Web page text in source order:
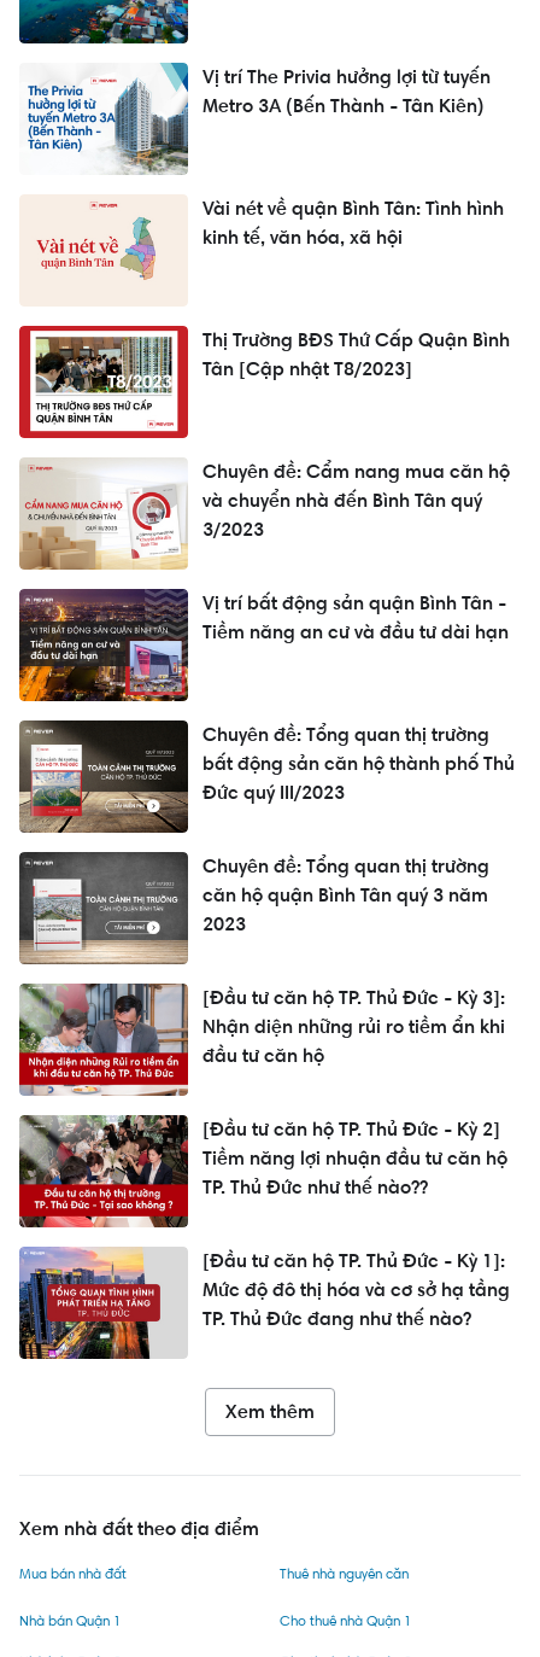
Vị trí The Privia hưởng lợi từ tuyến
Metro 3A (Bến Thành - Tân Kiên)
Vài nét về quận Bình Tân: Tình hình
kinh tế, văn hóa, xã hội
Thị Trường BĐS Thứ Cấp Quận Bình
Tân [Cập nhật T8/2023]
Chuyên đề: Cẩm nang mua căn hộ
và chuyển nhà đến Bình Tân quý
3/2023
Vị trí bất động sản quận Bình Tân -
Tiềm năng an cư và đầu tư dài hạn
Chuyên đề: Tổng quan thị trường
bất động sản căn hộ thành phố Thủ
Đức quý III/2023
Chuyên đề: Tổng quan thị trường
căn hộ quận Bình Tân quý 3 năm
2023
[Đầu tư căn hộ TP. Thủ Đức - Kỳ 3]:
Nhận diện những rủi ro tiềm ẩn khi
đầu tư căn hộ
[Đầu tư căn hộ TP. Thủ Đức - Kỳ 2]
Tiềm năng lợi nhuận đầu tư căn hộ
TP. Thủ Đức như thế nào??
[Đầu tư căn hộ TP. Thủ Đức - Kỳ 1]:
Mức độ đô thị hóa và cơ sở hạ tầng
TP. Thủ Đức đang như thế nào?
Xem thêm
Xem nhà đất theo địa điểm
Mua bán nhà đất
Nhà bán Quận 1
Thuê nhà nguyên căn
Cho thuê nhà Quận 1